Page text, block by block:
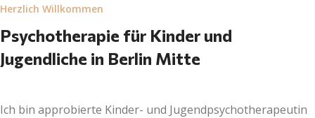
Herzlich Willkommen
Psychotherapie für Kinder und
Jugendliche in Berlin Mitte
Ich bin approbierte Kinder- und Jugendpsychotherapeutin